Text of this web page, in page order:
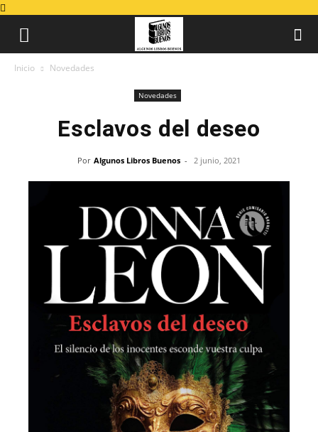
Inicio Novedades
Novedades
Esclavos del deseo
Por Algunos Libros Buenos - 2 junio, 2021